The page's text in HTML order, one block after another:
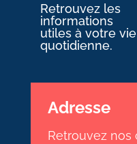
Retrouvez les
informations
utiles à votre vie
quotidienne.
Adresse
Retrouvez nos